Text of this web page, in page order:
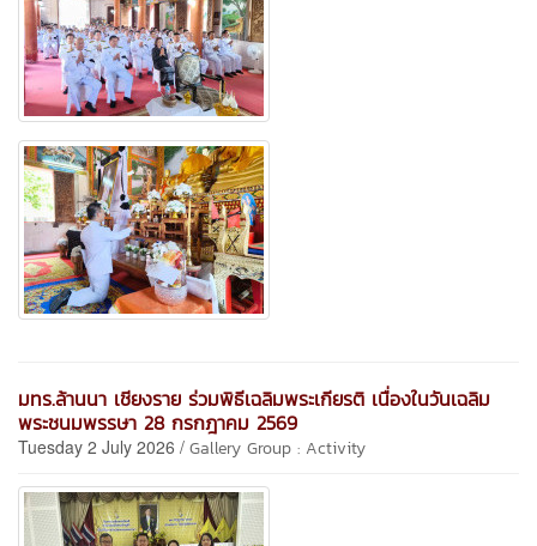
มทร.ล้านนา เชียงราย ร่วมพิธีเฉลิมพระเกียรติ เนื่องในวันเฉลิม
พระชนมพรรษา 28 กรกฎาคม 2569
Tuesday 2 July 2026 / Gallery Group : Activity